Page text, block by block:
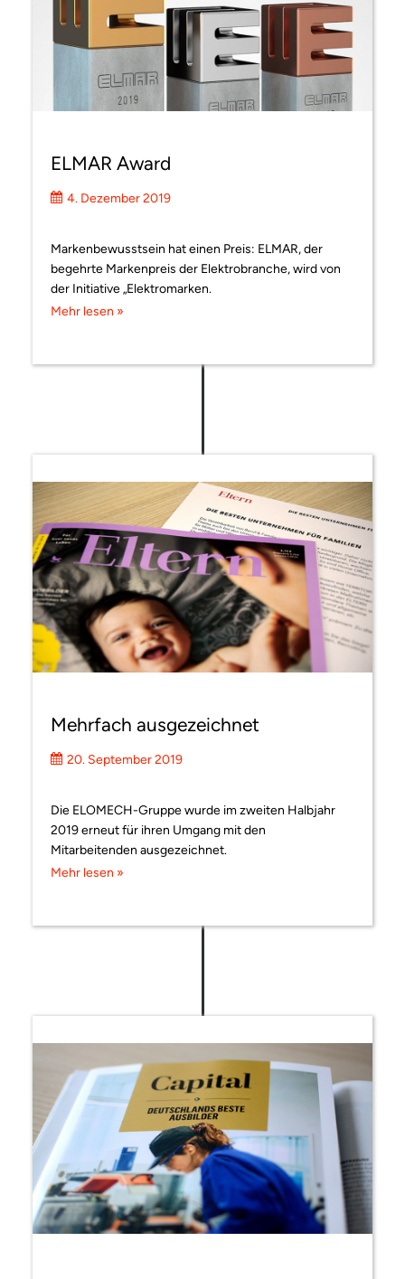
ELMAR Award
4. Dezember 2019
Markenbewusstsein hat einen Preis: ELMAR, der
begehrte Markenpreis der Elektrobranche, wird von
der Initiative „Elektromarken.
Mehr lesen »
Mehrfach ausgezeichnet
20. September 2019
Die ELOMECH-Gruppe wurde im zweiten Halbjahr
2019 erneut für ihren Umgang mit den
Mitarbeitenden ausgezeichnet.
Mehr lesen »